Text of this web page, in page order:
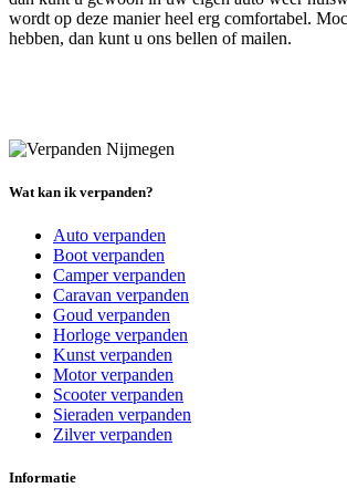
wordt op deze manier heel erg comfortabel.
hebben, dan kunt u ons bellen of mailen.
Wat kan ik verpanden?
Auto verpanden
Boot verpanden
Camper verpanden
Caravan verpanden
Goud verpanden
Horloge verpanden
Kunst verpanden
Motor verpanden
Scooter verpanden
Sieraden verpanden
Zilver verpanden
Informatie